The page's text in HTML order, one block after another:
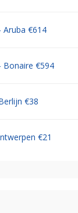
Aruba €614
Bonaire €594
€38
€21